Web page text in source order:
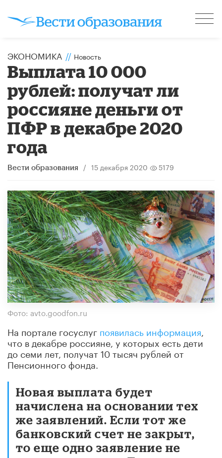
ЭКОНОМИКА // Новость
Выплата 10 000
рублей: получат ли
россияне деньги от
ПФР в декабре 2020
года
Вести образования / 15 декабря 2020 5179
Фото: avto.goodfon.ru
На портале госуслуг появилась информация
что в декабре россияне, у которых есть дети
до семи лет, получат 10 тысяч рублей от
Пенсионного фонда.
Новая выплата будет
начислена на основании тех
же заявлений. Если тот же
банковский счет не закрыт,
то еще одно заявление не